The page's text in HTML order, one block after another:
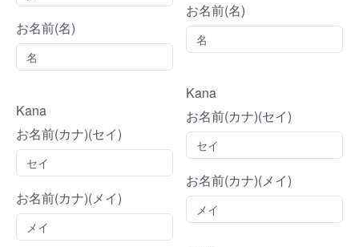
お名前(名)
Kana
お名前(カナ)(セイ)
お名前(カナ)(メイ)
お名前(名)
Kana
お名前(カナ)(セイ)
お名前(カナ)(メイ)